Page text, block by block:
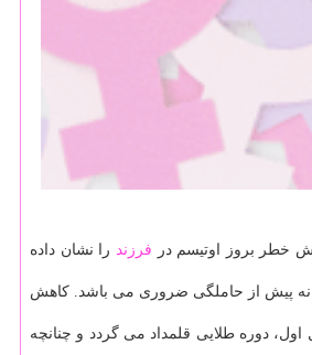
فرزند را نشان داده
پیش از حاملگی ضروری می باشد. كاهش
دوره طلایی قلمداد می گردد و چنانچه